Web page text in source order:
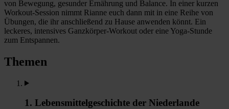
von Bewegung, gesunder Ernährung und Balance. In einer kurzen
Workout-Session nimmt Rianne euch dann mit in eine Reihe von
Übungen, die ihr anschließend zu Hause anwenden könnt. Ein
leckeres, intensives Ganzkörper-Workout oder eine Yoga-Stunde
zum Entspannen.
Themen
1. Lebensmittelgeschichte der Niederlande